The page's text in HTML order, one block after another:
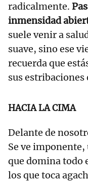
radicalmente.
inmensidad
suele venir a
suave, sino ese
recuerda que
sus estribaciones
HACIA LA CIMA
Delante de
Se ve
que domina todo
los que toca